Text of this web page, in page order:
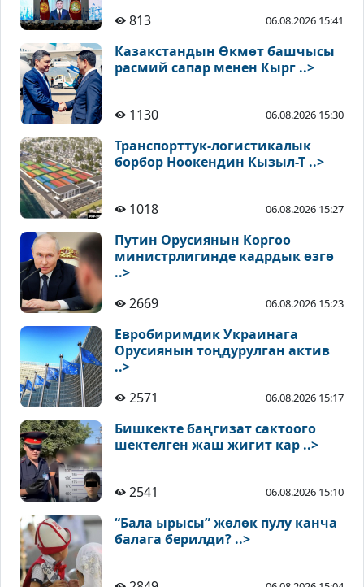
813
06.08.2026 15:41
Казакстандын Өкмөт башчысы
расмий сапар менен Кырг ..>
1130 06.08.2026 15:30
Транспорттук-логистикалык
борбор Ноокендин Кызыл-Т ..>
1018 06.08.2026 15:27
Путин Орусиянын Коргоо
министрлигинде кадрдык өзгө
..>
2669
06.08.2026 15:23
Евробиримдик Украинага
Орусиянын тоңдурулган актив
..>
2571
06.08.2026 15:17
Бишкекте баңгизат сактоого
шектелген жаш жигит кар ..>
2541 06.08.2026 15:10
“Бала ырысы” жөлөк пулу канча
балага берилди? ..>